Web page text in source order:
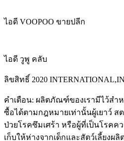
ไอดี VOOPOO ขายปลีก
ไอดี วูพู คลับ
ลิขสิทธิ์ 2020
คำเตือน: ผลิตภัณฑ์ของเรามีไว้ส
ซื้อได้ตามกฎหมายเท่านั้นผู้เยาว์ ส
ป่วยโรคซึมเศร้า หรือผู้ที่เป็นโรคค
เก็บให้ห่างจากเด็กและสัตว์เลี้ยง